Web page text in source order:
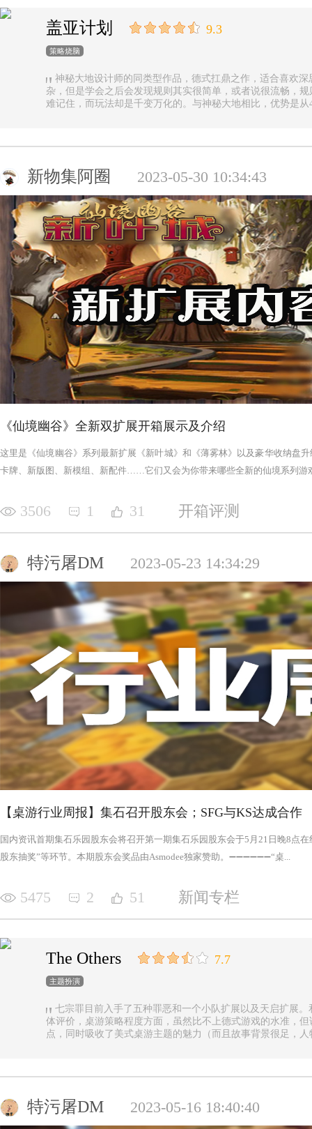
盖亚计划 9.3
策略烧脑
神秘大地设计师的同类型作品，德式扛鼎之作，适合喜欢
杂，但是学会之后会发现规则其实很简单，或者说很流畅，
难记住，而玩法却是千变万化的。与神秘大地相比，优势是
新物集阿圈 2023-05-30 10:34:43
《仙境幽谷》全新双扩展开箱展示及介绍
这里是《仙境幽谷》系列最新扩展《新叶城》和《薄雾林》以及豪华收纳盘
卡牌、新版图、新模组、新配件……它们又会为你带来哪些全新的仙境系列游
3506 1 31 开箱评测
特污屠DM 2023-05-23 14:34:29
【桌游行业周报】集石召开股东会；SFG与KS达成合作
国内资讯首期集石乐园股东会将召开第一期集石乐园股东会于5月21日晚8点
股东抽奖”等环节。本期股东会奖品由Asmodee独家赞助。➖➖➖➖➖➖“桌...
5475 2 51 新闻专栏
The Others 7.7
主题扮演
七宗罪目前入手了五种罪恶和一个小队扩展以及天启扩展
体评价，桌游策略程度方面，虽然比不上德式游戏的水准，
点，同时吸收了美式桌游主题的魅力（而且故事背景很足，
事推进，化身降临，如若不慎，充满力量的化身必将索去英
罪恶中最有气势的，很不错，而作为拓展中的天启和天启四
特污屠DM 2023-05-16 18:40:40